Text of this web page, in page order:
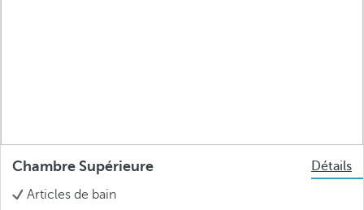
Chambre Supérieure
Détails
Articles de bain